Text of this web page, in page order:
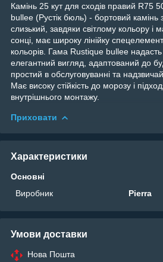
Камінь 25 кут для сходів правий R75
bullee (Рустік бюль) - бортовий камінь
слизький, завдяки світлому кольору і
сонці, має широку лінійку
кольорів. Гама Rustique bullee
елегантний вигляд, адаптований до
простий в обслуговуванні та
Має високу стійкість до морозу і
внутрішнього монтажу.
Приховати
Характеристики
Основні
Виробник
Pierra
Умови доставки
Нова Пошта